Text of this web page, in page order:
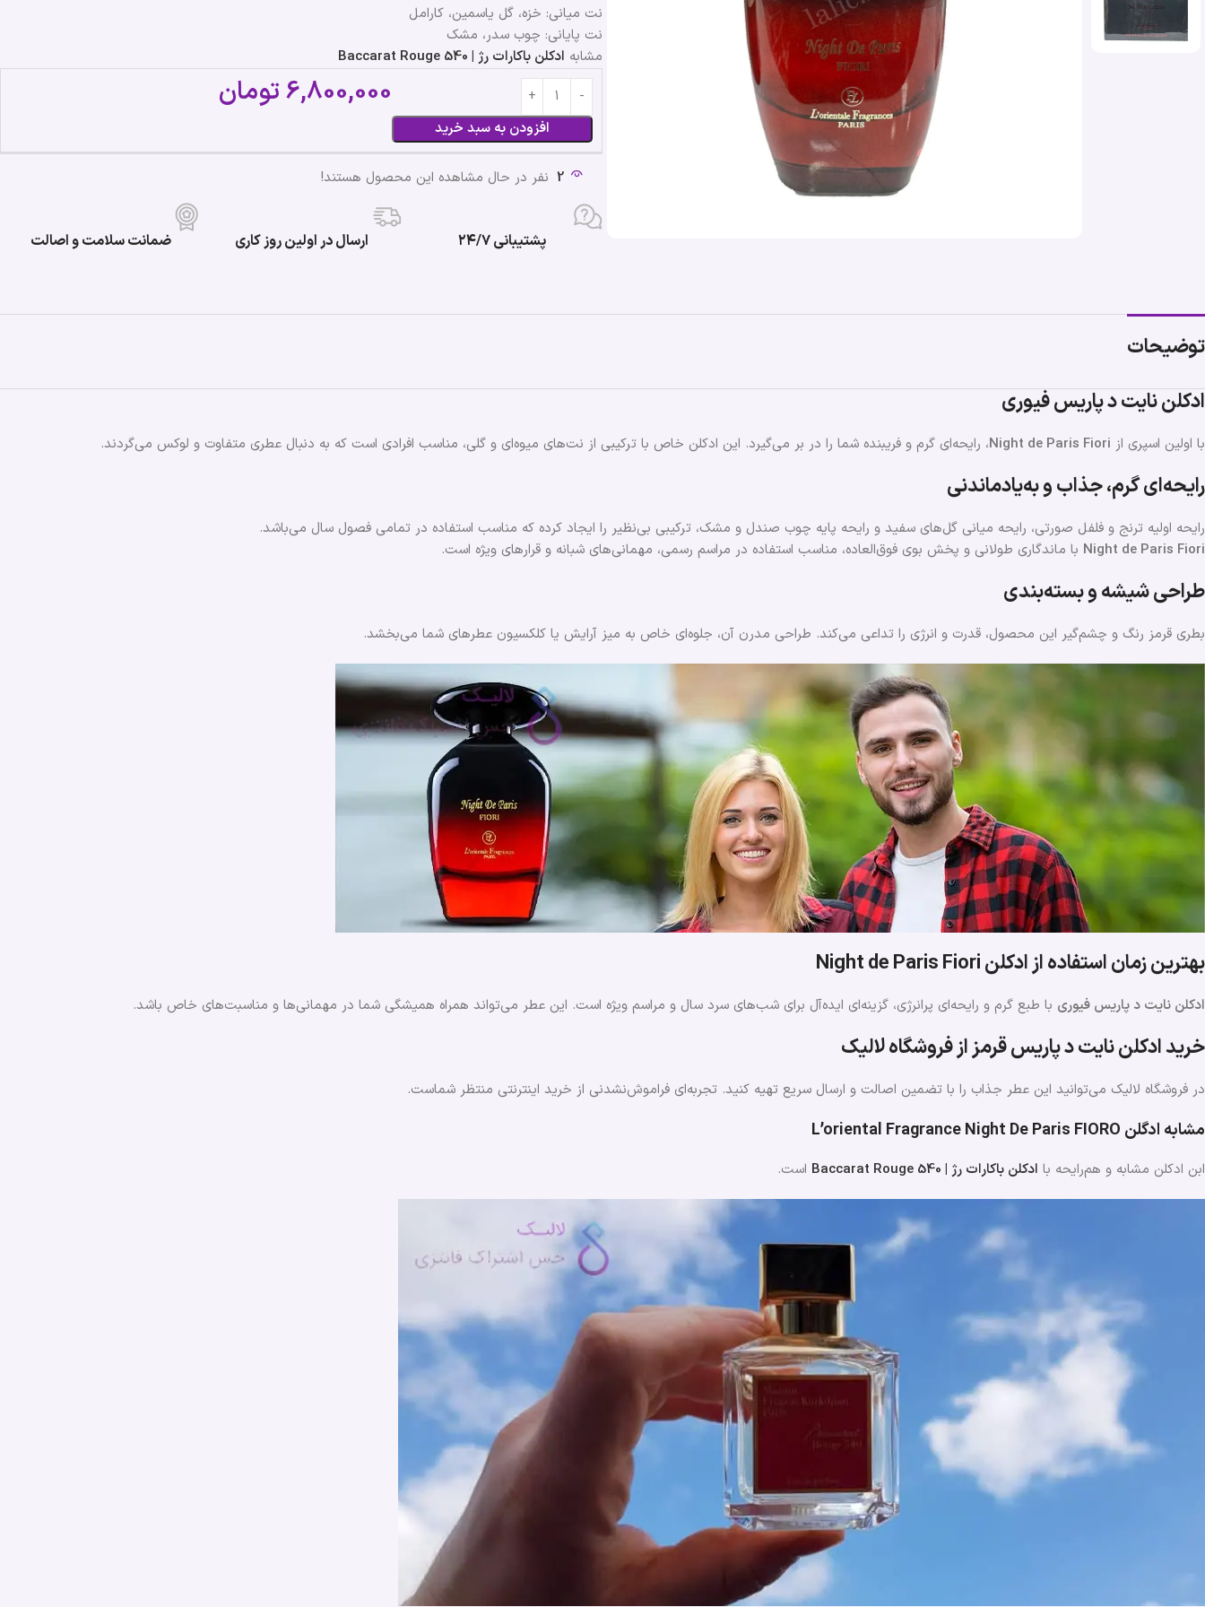
نت میانی: خزه، گل یاسمین، کارامل
نت پایانی: چوب سدر، مشک
مشابه ادکلن باکارات رژ | Baccarat Rouge 540
افزودن به سبد خرید
6,800,000تومان
2 نفر در حال مشاهده این محصول هستند!
پشتیبانی ۲۴/۷ ارسال در اولین روز کاری ضمانت سلامت و اصالت
توضیحات
ادکلن نایت د پاریس فیوری
با اولین اسپری از Night de Paris Fiori، رایحه‌ای گرم و فریبنده شما را در بر می‌گیرد. این ادکلن خاص با ترکیبی از نت‌های میوه‌ای و گلی، مناسب افرادی است که به دنبال عطری متفاوت و لوکس می‌گردند.
رایحه‌ای گرم، جذاب و به‌یادماندنی
رایحه اولیه ترنج و فلفل صورتی، رایحه میانی گل‌های سفید و رایحه پایه چوب صندل و مشک، ترکیبی بی‌نظیر را ایجاد کرده که مناسب استفاده در تمامی فصول سال می‌باشد.
Night de Paris Fiori با ماندگاری طولانی و پخش بوی فوق‌العاده، مناسب استفاده در مراسم رسمی، مهمانی‌های شبانه و قرارهای ویژه است.
طراحی شیشه و بسته‌بندی
بطری قرمز رنگ و چشم‌گیر این محصول، قدرت و انرژی را تداعی می‌کند. طراحی مدرن آن، جلوه‌ای خاص به میز آرایش یا کلکسیون عطرهای شما می‌بخشد.
بهترین زمان استفاده از ادکلن Night de Paris Fiori
ادکلن نایت د پاریس فیوری با طبع گرم و رایحه‌ای پرانرژی، گزینه‌ای ایده‌آل برای شب‌های سرد سال و مراسم ویژه است. این عطر می‌تواند همراه همیشگی شما در مهمانی‌ها و مناسبت‌های خاص باشد.
خرید ادکلن نایت د پاریس قرمز از فروشگاه لالیک
در فروشگاه لالیک می‌توانید این عطر جذاب را با تضمین اصالت و ارسال سریع تهیه کنید. تجربه‌ای فراموش‌نشدنی از خرید اینترنتی منتظر شماست.
مشابه ادگلن L’oriental Fragrance Night De Paris FIORO
ابن ادکلن مشابه و هم‌رایحه با ادکلن باکارات رژ | Baccarat Rouge 540 است.